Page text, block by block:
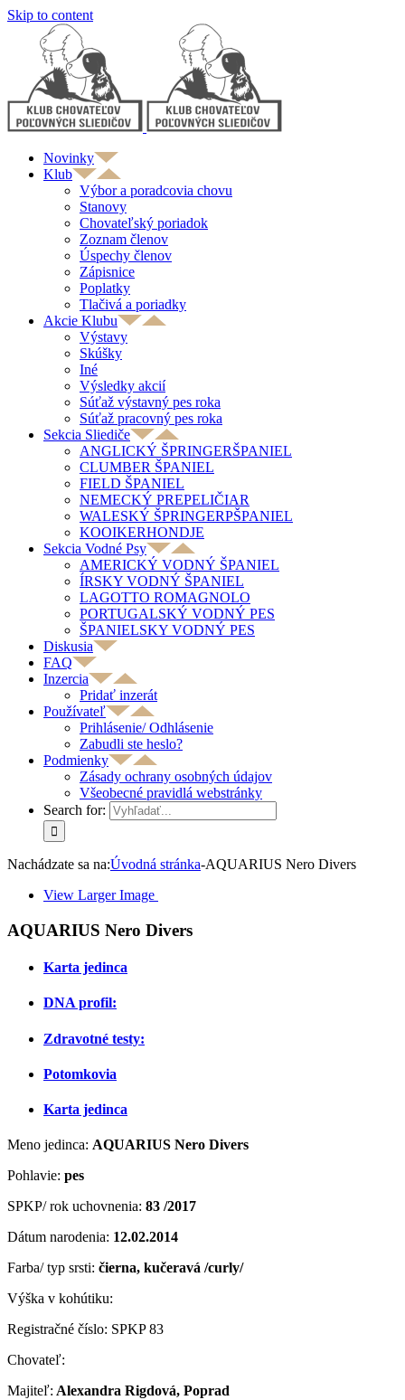
Skip to content
Novinky
Klub
Výbor a poradcovia chovu
Stanovy
Chovateľský poriadok
Zoznam členov
Úspechy členov
Zápisnice
Poplatky
Tlačivá a poriadky
Akcie Klubu
Výstavy
Skúšky
Iné
Výsledky akcií
Súťaž výstavný pes roka
Súťaž pracovný pes roka
Sekcia Sliediče
ANGLICKÝ ŠPRINGERŠPANIEL
CLUMBER ŠPANIEL
FIELD ŠPANIEL
NEMECKÝ PREPELIČIAR
WALESKÝ ŠPRINGERPŠPANIEL
KOOIKERHONDJE
Sekcia Vodné Psy
AMERICKÝ VODNÝ ŠPANIEL
ÍRSKY VODNÝ ŠPANIEL
LAGOTTO ROMAGNOLO
PORTUGALSKÝ VODNÝ PES
ŠPANIELSKY VODNÝ PES
Diskusia
FAQ
Inzercia
Pridať inzerát
Používateľ
Prihlásenie/ Odhlásenie
Zabudli ste heslo?
Podmienky
Zásady ochrany osobných údajov
Všeobecné pravidlá webstránky
Search for:
Nachádzate sa na:Úvodná stránka-AQUARIUS Nero Divers
View Larger Image
AQUARIUS Nero Divers
Karta jedinca
DNA profil:
Zdravotné testy:
Potomkovia
Karta jedinca
Meno jedinca: AQUARIUS Nero Divers
Pohlavie: pes
SPKP/ rok uchovnenia: 83 /2017
Dátum narodenia: 12.02.2014
Farba/ typ srsti: čierna, kučeravá /curly/
Výška v kohútiku:
Registračné číslo: SPKP 83
Chovateľ:
Majiteľ: Alexandra Rigdová, Poprad